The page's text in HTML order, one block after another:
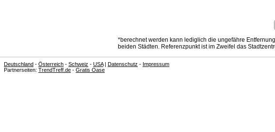
*berechnet werden kann lediglich die ungefähre
beiden Städten. Referenzpunkt ist im Zweifel das
Deutschland - Österreich - Schweiz - USA| Datenschutz - Impressum
Partnerseiten: TrendTreff.de - Gratis Oase